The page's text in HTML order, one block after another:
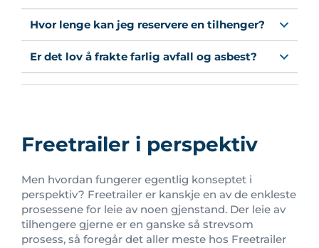
Hvor lenge kan jeg reservere en tilhenger?
Er det lov å frakte farlig avfall og asbest?
Freetrailer i perspektiv
Men hvordan fungerer egentlig konseptet i
perspektiv? Freetrailer er kanskje en av de enkleste
prosessene for leie av noen gjenstand. Der leie av
tilhengere gjerne er en ganske så strevsom
prosess, så foregår det aller meste hos Freetrailer